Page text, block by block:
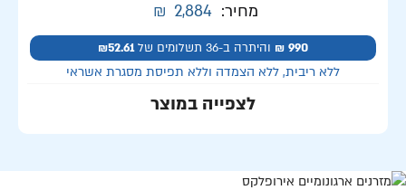
מחיר: 2,884
₪
990 ₪ והיתרה ב-36 תשלומים של ₪52.61
ללא ריבית, ללא הצמדה וללא תפיסת מסגרת אשראי
לצפייה במוצר